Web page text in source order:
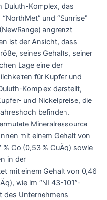
Duluth-Komplex, das
und “Sunrise”
angrenzt
ist der Ansicht, dass
seines Gehalts, seiner
Lage eine der
für Kupfer und
Komplex darstellt,
und Nickelpreise, die
befinden.
Mineralressource
mit einem Gehalt von
% Co (0,53 % CuÄq) sowie
in der
mit einem Gehalt von 0,46
wie im “NI 43-101”-
des Unternehmens